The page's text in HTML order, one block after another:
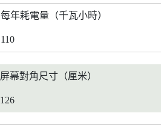
每年耗電量（千瓦小時）
110
屏幕對角尺寸（厘米）
126